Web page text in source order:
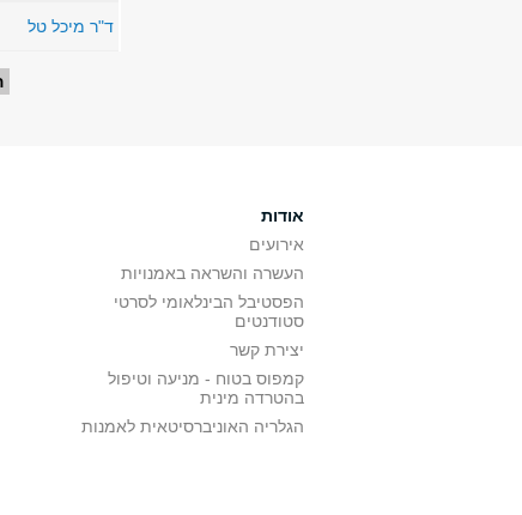
ד"ר מיכל טל
אודות
אירועים
העשרה והשראה באמנויות
הפסטיבל הבינלאומי לסרטי
סטודנטים
יצירת קשר
קמפוס בטוח - מניעה וטיפול
בהטרדה מינית
הגלריה האוניברסיטאית לאמנות